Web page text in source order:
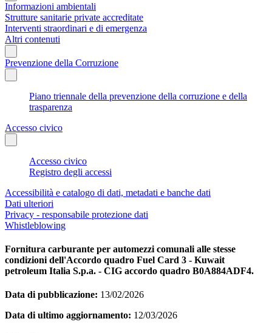
Informazioni ambientali
Strutture sanitarie private accreditate
Interventi straordinari e di emergenza
Altri contenuti
Prevenzione della Corruzione
Piano triennale della prevenzione della corruzione e della
trasparenza
Accesso civico
Accesso civico
Registro degli accessi
Accessibilità e catalogo di dati, metadati e banche dati
Dati ulteriori
Privacy - responsabile protezione dati
Whistleblowing
Fornitura carburante per automezzi comunali alle stesse
condizioni dell'Accordo quadro Fuel Card 3 - Kuwait
petroleum Italia S.p.a. - CIG accordo quadro B0A884ADF4.
Data di pubblicazione: 13/02/2026
Data di ultimo aggiornamento: 12/03/2026